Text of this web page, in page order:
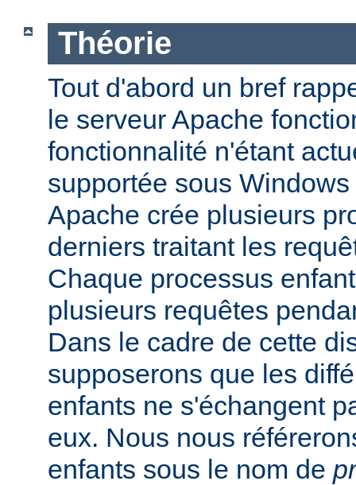
Théorie
Tout d'abord un bref
le serveur Apache
fonctionnalité n'étant
supportée sous
Apache crée plusieurs
derniers traitant les
Chaque processus
plusieurs requêtes
Dans le cadre de cette
supposerons que les
enfants ne s'échangent
eux. Nous nous
enfants sous le nom de